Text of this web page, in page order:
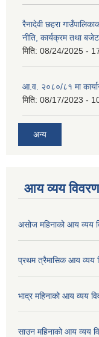
रैनादेवी छहरा
नीति, कार्यक्रम तथा
मिति: 08/24/2025 -
आ.व. २०८०/८१ मा
मिति: 08/17/2023 -
अन्य
आय व्यय विवरण
असोज महिनाको आय व्यय
प्रथम त्रैमासिक आय व्यय
भाद्र महिनाको आय व्यय
साउन महिनाको आय व्यय